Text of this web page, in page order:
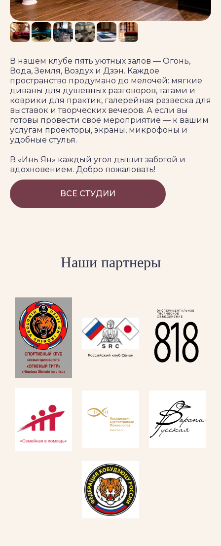
В нашем клубе пять уютных залов — Огонь,
Вода, Земля, Воздух и Дзэн. Каждое
пространство продумано до мелочей: мягкие
диваны для душевных разговоров, татами и
коврики для практик, галерейная развеска для
выставок и творческих вечеров. А если вы
готовы провести своё мероприятие — к вашим
услугам проекторы, экраны, микрофоны и
удобные стулья.
В «Инь Ян» каждый угол дышит заботой и
вдохновением. Добро пожаловать!
ВСЕ СТУДИИ
Наши партнеры